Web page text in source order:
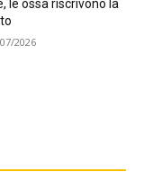
le ossa riscrivono la
2026